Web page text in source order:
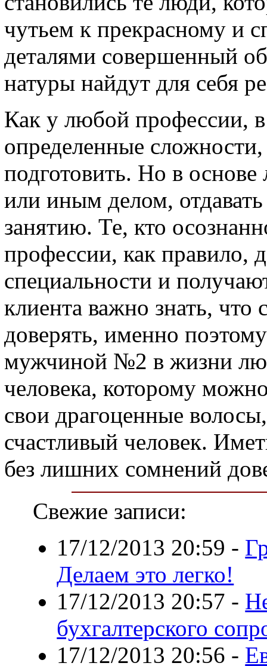
чутьем к прекрасному и
деталями совершенный
натуры найдут для себя
Как у любой профессии, в
определенные
подготовить. Но в
или иным делом,
занятию. Те, кто
профессии, как правило,
специальности и
клиента важно знать,
доверять, именно
мужчиной №2 в жизни
человека, которому
свои драгоценные
счастливый человек.
без лишних сомнений
Свежие записи:
17/12/2013 20:59 -
Делаем это легко!
17/12/2013 20:57 -
бухгалтерского
17/12/2013 20:56 -